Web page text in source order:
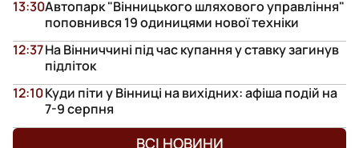
Автопарк "Вінницького шляхового управління"
поповнився 19 одиницями нової техніки
13:30
На Вінниччині під час купання у ставку загинув
підліток
12:37
Куди піти у Вінниці на вихідних: афіша подій на
7-9 серпня
12:10
ВСІ НОВИНИ